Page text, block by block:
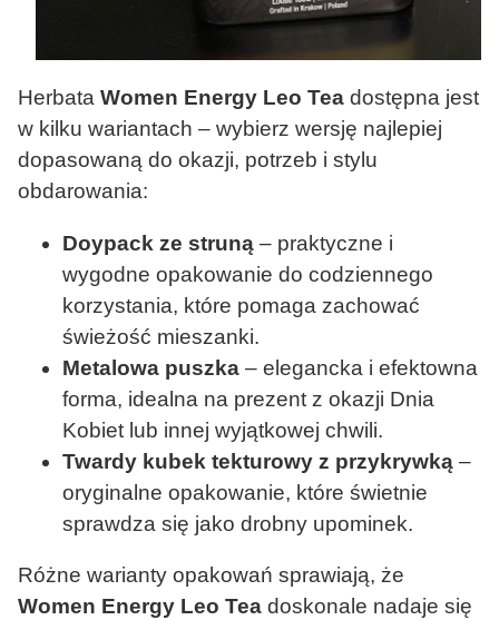
Herbata Women Energy Leo Tea dostępna jest
w kilku wariantach – wybierz wersję najlepiej
dopasowaną do okazji, potrzeb i stylu
obdarowania:
Doypack ze struną – praktyczne i
wygodne opakowanie do codziennego
korzystania, które pomaga zachować
świeżość mieszanki.
Metalowa puszka – elegancka i efektowna
forma, idealna na prezent z okazji Dnia
Kobiet lub innej wyjątkowej chwili.
Twardy kubek tekturowy z przykrywką –
oryginalne opakowanie, które świetnie
sprawdza się jako drobny upominek.
Różne warianty opakowań sprawiają, że
Women Energy Leo Tea doskonale nadaje się